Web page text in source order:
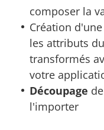
composer la
Création
les attributs
transformés
votre
Découpage
l'importer